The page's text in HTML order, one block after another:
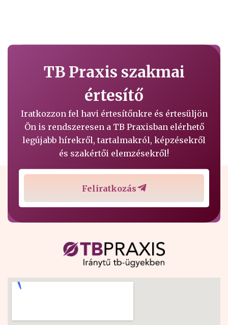
TB Praxis szakmai
értesítő
Iratkozzon fel havi értesítőnkre és értesüljön
Ön is rendszeresen a TB Praxisban elérhető
legújabb hírekről, tartalmakról, képzésekről
és szakértői elemzésekről!
Feliratkozás